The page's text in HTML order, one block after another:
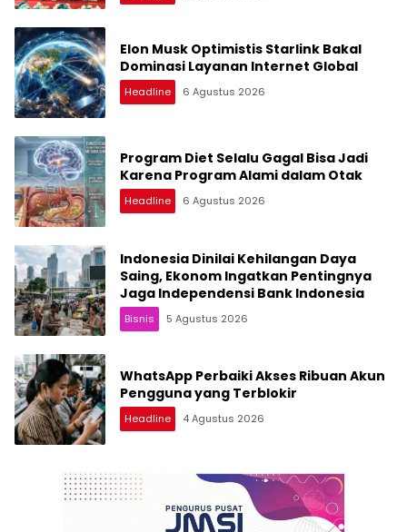
Elon Musk Optimistis Starlink Bakal
Dominasi Layanan Internet Global
Headline 6 Agustus 2026
Program Diet Selalu Gagal Bisa Jadi
Karena Program Alami dalam Otak
Headline 6 Agustus 2026
Indonesia Dinilai Kehilangan Daya
Saing, Ekonom Ingatkan Pentingnya
Jaga Independensi Bank Indonesia
Bisnis 5 Agustus 2026
WhatsApp Perbaiki Akses Ribuan Akun
Pengguna yang Terblokir
Headline 4 Agustus 2026